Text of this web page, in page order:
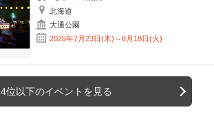
北海道
大通公園
2026年7月23日(木)～8月18日(火)
4位以下のイベントを見る